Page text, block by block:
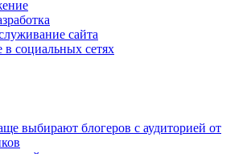
сайта
социальных сетях
выбирают блогеров с аудиторией от